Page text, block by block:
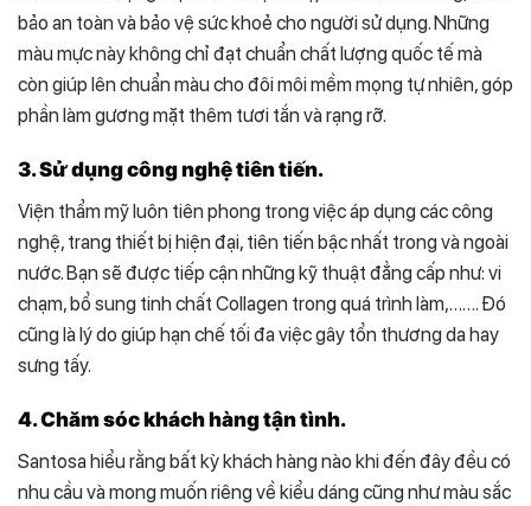
bảo an toàn và bảo vệ sức khoẻ cho người sử dụng. Những
màu mực này không chỉ đạt chuẩn chất lượng quốc tế mà
còn giúp lên chuẩn màu cho đôi môi mềm mọng tự nhiên, góp
phần làm gương mặt thêm tươi tắn và rạng rỡ.
3. Sử dụng công nghệ tiên tiến.
Viện thẩm mỹ luôn tiên phong trong việc áp dụng các công
nghệ, trang thiết bị hiện đại, tiên tiến bậc nhất trong và ngoài
nước. Bạn sẽ được tiếp cận những kỹ thuật đẳng cấp như: vi
chạm, bổ sung tinh chất Collagen trong quá trình làm,……. Đó
cũng là lý do giúp hạn chế tối đa việc gây tổn thương da hay
sưng tấy.
4. Chăm sóc khách hàng tận tình.
Santosa hiểu rằng bất kỳ khách hàng nào khi đến đây đều có
nhu cầu và mong muốn riêng về kiểu dáng cũng như màu sắc